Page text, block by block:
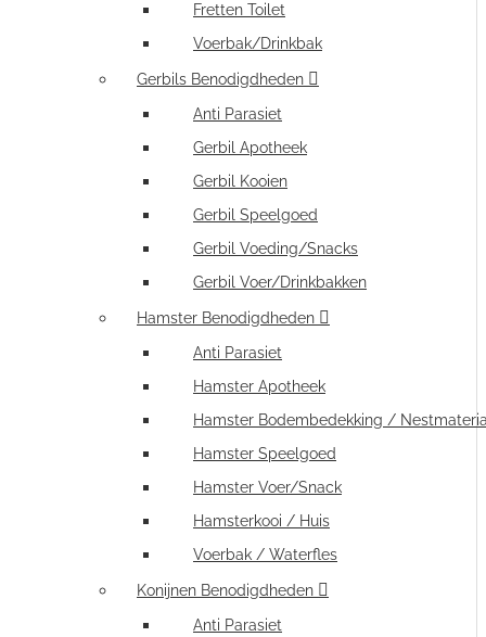
Fretten Toilet
Voerbak/Drinkbak
Gerbils Benodigdheden
Anti Parasiet
Gerbil Apotheek
Gerbil Kooien
Gerbil Speelgoed
Gerbil Voeding/Snacks
Gerbil Voer/Drinkbakken
Hamster Benodigdheden
Anti Parasiet
Hamster Apotheek
Hamster Bodembedekking /
Hamster Speelgoed
Hamster Voer/Snack
Hamsterkooi / Huis
Voerbak / Waterfles
Konijnen Benodigdheden
Anti Parasiet